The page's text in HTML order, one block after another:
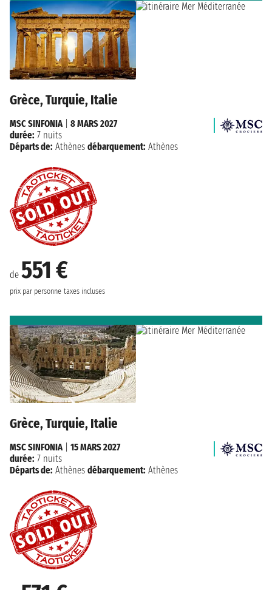
Grèce, Turquie, Italie
de 551 €
prix par personne taxes incluses
MSC SINFONIA| 8 MARS 2027
durée: 7 nuits
Départs de: Athènes débarquement: Athènes
Grèce, Turquie, Italie
MSC SINFONIA| 15 MARS 2027
durée: 7 nuits
Départs de: Athènes débarquement: Athènes